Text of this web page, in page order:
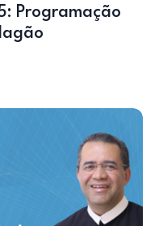
Programação